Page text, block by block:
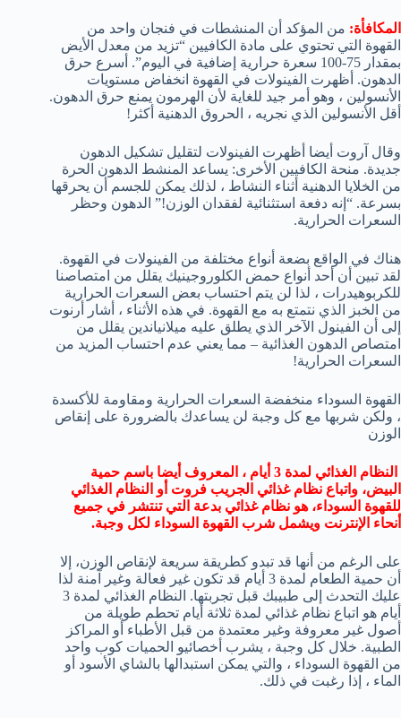
المكافأة: من المؤكد أن المنشطات في فنجان واحد من
القهوة التي تحتوي على مادة الكافيين “تزيد من معدل الأيض
بمقدار 75-100 سعرة حرارية إضافية في اليوم”. أسرع حرق
الدهون. أظهرت الفينولات في القهوة انخفاض مستويات
الأنسولين ، وهو أمر جيد للغاية لأن الهرمون يمنع حرق الدهون.
أقل الأنسولين الذي نجريه ، الحروق الدهنية أكثر!
وقال آروت أيضا أظهرت الفينولات لتقليل تشكيل الدهون
جديدة. منحة الكافيين الأخرى: يساعد المنشط الدهون الحرة
من الخلايا الدهنية أثناء النشاط ، لذلك يمكن للجسم أن يحرقها
بسرعة. “إنه دفعة استثنائية لفقدان الوزن!” الدهون وحظر
السعرات الحرارية.
هناك في الواقع بضعة أنواع مختلفة من الفينولات في القهوة.
لقد تبين أن أحد أنواع حمض الكلوروجينيك يقلل من امتصاصنا
للكربوهيدرات ، لذا لن يتم احتساب بعض السعرات الحرارية
من الخبز الذي نتمتع به مع القهوة. في هذه الأثناء ، أشار أرنوت
إلى أن الفينول الآخر الذي يطلق عليه ميلانياندين يقلل من
امتصاص الدهون الغذائية – مما يعني عدم احتساب المزيد من
السعرات الحرارية!
القهوة السوداء منخفضة السعرات الحرارية ومقاومة للأكسدة
، ولكن شربها مع كل وجبة لن يساعدك بالضرورة على إنقاص
الوزن
النظام الغذائي لمدة 3 أيام ، المعروف أيضا باسم حمية
البيض، واتباع نظام غذائي الجريب فروت أو النظام الغذائي
للقهوة السوداء، هو نظام غذائي بدعة التي تنتشر في جميع
أنحاء الإنترنت ويشمل شرب القهوة السوداء لكل وجبة.
على الرغم من أنها قد تبدو كطريقة سريعة لإنقاص الوزن، إلا
أن حمية الطعام لمدة 3 أيام قد تكون غير فعالة وغير آمنة لذا
عليك التحدث إلى طبيبك قبل تجربتها. النظام الغذائي لمدة 3
أيام هو اتباع نظام غذائي لمدة ثلاثة أيام تحطم طويلة من
أصول غير معروفة وغير معتمدة من قبل الأطباء أو المراكز
الطبية. خلال كل وجبة ، يشرب أخصائيو الحميات كوب واحد
من القهوة السوداء ، والتي يمكن استبدالها بالشاي الأسود أو
الماء ، إذا رغبت في ذلك.